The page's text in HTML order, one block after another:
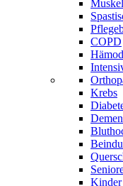
COPD
Krebs
Kinder